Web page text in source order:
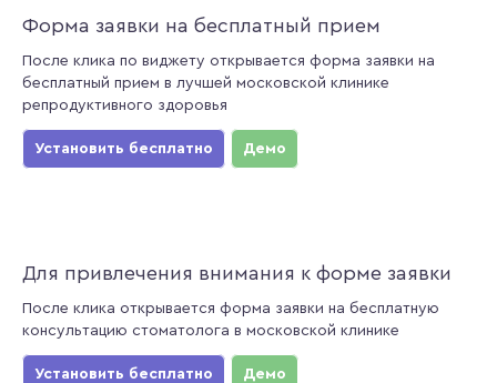
Форма заявки на бесплатный прием
После клика по виджету открывается форма заявки на
бесплатный прием в лучшей московской клинике
репродуктивного здоровья
Установить бесплатно Демо
Для привлечения внимания к форме заявки
После клика открывается форма заявки на бесплатную
консультацию стоматолога в московской клинике
Установить бесплатно Демо